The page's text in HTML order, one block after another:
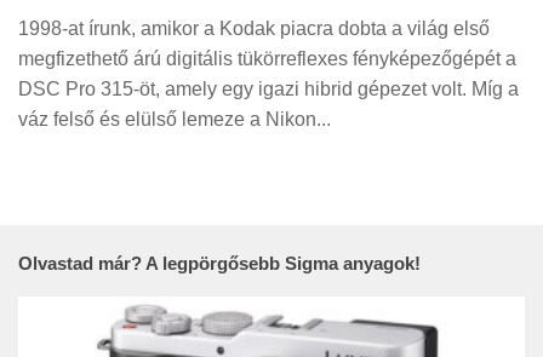
1998-at írunk, amikor a Kodak piacra dobta a világ első
megfizethető árú digitális tükörreflexes fényképezőgépét a
DSC Pro 315-öt, amely egy igazi hibrid gépezet volt. Míg a
váz felső és elülső lemeze a Nikon...
Olvastad már? A legpörgősebb Sigma anyagok!